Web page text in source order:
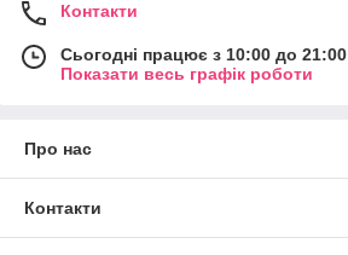
Контакти
Сьогодні працює з 10:00 до 21:00
Показати весь графік роботи
Про нас
Контакти